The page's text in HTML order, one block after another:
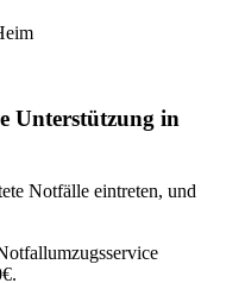
Unterstützung in
Notfälle eintreten, und